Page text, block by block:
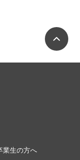
人 福島県立医科大学
業生の方へ